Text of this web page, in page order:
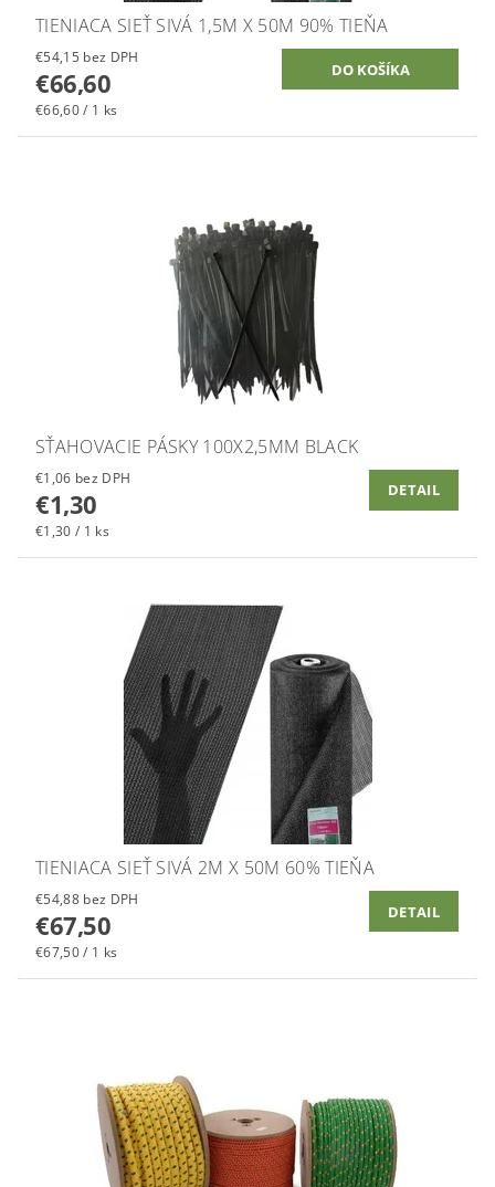
TIENIACA SIEŤ SIVÁ 1,5M X 50M 90% TIEŇA
€54,15 bez DPH
€66,60
€66,60 / 1 ks
SŤAHOVACIE PÁSKY 100X2,5MM BLACK
€1,06 bez DPH
€1,30
€1,30 / 1 ks
DETAIL
TIENIACA SIEŤ SIVÁ 2M X 50M 60% TIEŇA
€54,88 bez DPH
€67,50
€67,50 / 1 ks
DETAIL